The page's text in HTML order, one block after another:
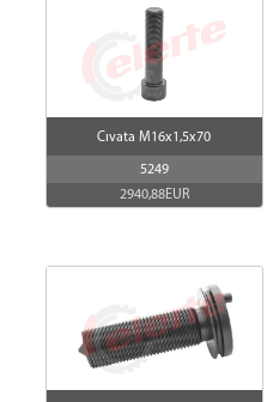
Cıvata M16x1,5x70
5249
2940,88EUR